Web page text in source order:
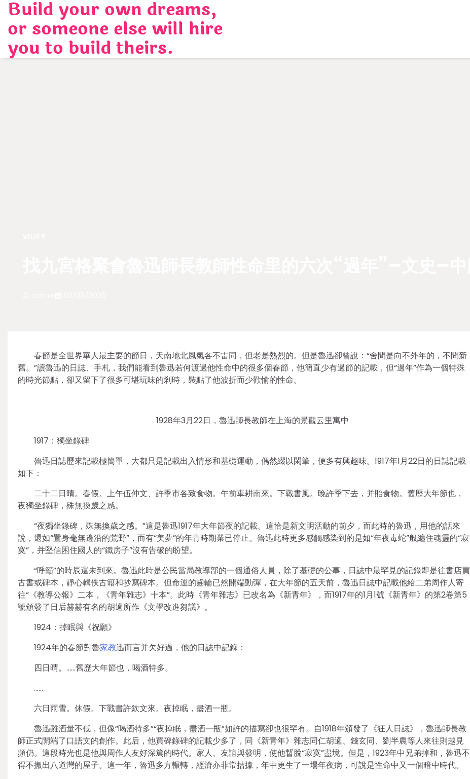
Skip
content
Build your own dreams,
or someone else will hire
you to build theirs.
春節是全世界華人最主要的節日，天南地北風氣各不雷同，但老是熱烈的。但是魯迅卻曾說：“舍間是向不外年的，不問新
舊。”讀魯迅的日誌、手札，我們能看到魯迅若何渡過他性命中的很多個春節，他簡直少有過節的記載，但“過年”作為一個特殊
的時光節點，卻又留下了很多可堪玩味的剎時，裝點了他波折而少歡愉的性命。
1928年3月22日，魯迅師長教師在上海的景觀云里寓中
1917：獨坐錄碑
魯迅日誌歷來記載極簡單，大都只是記載出入情形和基礎運動，偶然綴以閑筆，便多有興趣味。1917年1月22日的日誌記載
如下：
二十二日晴。春假。上午伍仲文、許季市各致食物。午前車耕南來。下戰書風。晚許季下去，并貽食物。舊歷大年節也，
夜獨坐錄碑，殊無換歲之感。
“夜獨坐錄碑，殊無換歲之感。”這是魯迅1917年大年節夜的記載。這恰是新文明活動的前夕，而此時的魯迅，用他的話來
說，還如“置身毫無邊沿的荒野”，而有“美夢”的年青時期業已停止。魯迅此時更多感觸感染到的是如“年夜毒蛇”般纏住魂靈的“寂
寞”，并堅信困住國人的“鐵房子”沒有告破的盼望。
“呼籲”的時辰還未到來。魯迅此時是公民當局教導部的一個通俗人員，除了基礎的公事，日誌中最罕見的記錄即是往書店買
古書或碑本，靜心輯佚古籍和抄寫碑本。但命運的齒輪已然開端動彈，在大年節的五天前，魯迅日誌中記載他給二弟周作人寄
往“《教導公報》二本，《青年雜志》十本”。此時《青年雜志》已改名為《新青年》，而1917年的1月1號《新青年》的第2卷第5
號頒發了日后赫赫有名的胡適所作《文學改進芻議》。
1924：掉眠與《祝願》
1924年的春節對魯家教迅而言并欠好過，他的日誌中記錄：
四日晴。……舊歷大年節也，喝酒特多。
……
六日雨雪。休假。下戰書許欽文來。夜掉眠，盡酒一瓶。
魯迅雖酒量不低，但像“喝酒特多”“夜掉眠，盡酒一瓶”如許的描寫卻也很罕有。自1918年頒發了《狂人日誌》，魯迅師長教
師正式開端了口語文的創作。此后，他買碑錄碑的記載少多了，同《新青年》雜志同仁胡適、錢玄同、劉半農等人來往則越見
頻仍。這段時光也是他與周作人友好深篤的時代。家人、友誼與發明，使他暫脫“寂寞”盡境。但是，1923年中兄弟掉和，魯迅不
得不搬出八道灣的屋子。這一年，魯迅多方輾轉，經濟亦非常拮據，年中更生了一場年夜病，可說是性命中又一個暗中時代。